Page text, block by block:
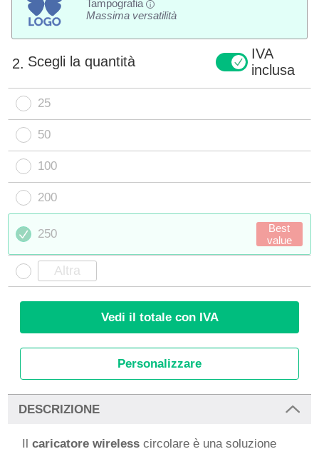
Tampografia
i
Massima versatilità
2. Scegli la quantità
IVA
inclusa
25
50
100
200
250
Best
value
Vedi il totale con IVA
Personalizzare
DESCRIZIONE
Ilcaricatore wireless circolare è una soluzione